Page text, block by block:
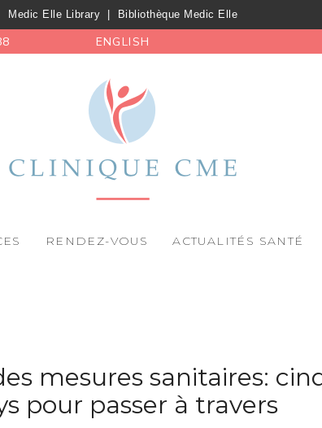
Medic Elle Library Bibliothèque Medic Elle
ENGLISH
RENDEZ-VOUS ACTUALITÉS SANTÉ
mesures sanitaires:
pour passer à travers